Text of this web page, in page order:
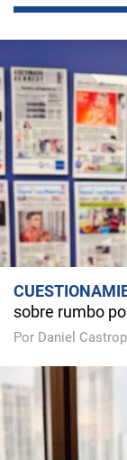
sobre rumbo
Por Daniel